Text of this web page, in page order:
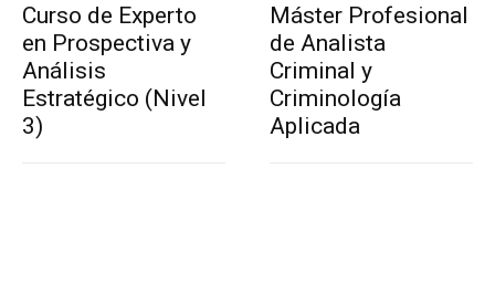
Curso de Experto
en Prospectiva y
Análisis
Estratégico (Nivel
3)
Máster Profesional
de Analista
Criminal y
Criminología
Aplicada